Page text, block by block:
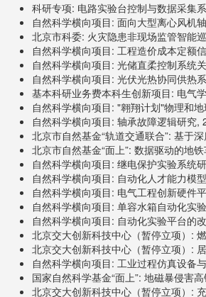
科研专项: 电路实验台控制与数据采集
自然科学横向项目: 面向大型离心风机
北京市科委: 火灾隐患非现场监管智能
自然科学横向项目: 工程造价成本定额
自然科学横向项目: 光储直柔控制系统
自然科学横向项目: 光伏光热协同供热
基本科研业务费本科生创新项目: 电气
自然科学横向项目: "翱翔计划"物理和
自然科学横向项目: 轴承故障逻辑研究,
北京市自然基金“轨道交通联合”: 基于
北京市自然基金“面上”: 数据驱动的地
自然科学横向项目: 继电保护实验系统
自然科学横向项目: 自动化人才能力模
自然科学横向项目: 电气工程创新硬件
自然科学横向项目: 单容水箱自动化实
自然科学横向项目: 自动化实验平台的
北京交大创新科技中心（暂停立项）:
北京交大创新科技中心（暂停立项）:
自然科学横向项目: 工业过程仿真设备
国家自然科学基金“面上”: 地磁暴侵害
北京交大创新科技中心（暂停立项）: